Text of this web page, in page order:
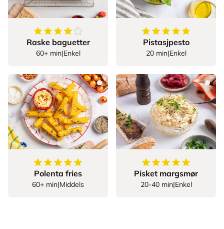
4.5av5 stjerner
Raske baguetter
60+ min|Enkel
5av5stjerner
Pistasjpesto
20 min|Enkel
5av5stjerner
Polenta fries
60+ min|Middels
5av5stjerner
Pisket margsmør
20-40 min|Enkel